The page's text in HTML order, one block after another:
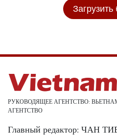
РУКОВОДЯЩЕЕ АГЕНТСТВО:
АГЕНТСТВО
Главный редактор: ЧАН